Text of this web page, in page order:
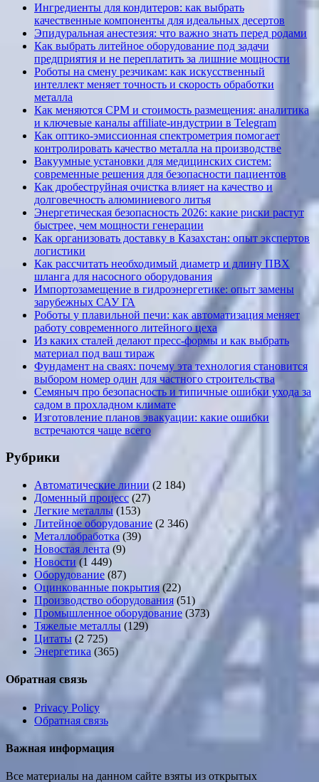
Ингредиенты для кондитеров: как выбрать
качественные компоненты для идеальных десертов
Эпидуральная анестезия: что важно знать перед родами
Как выбрать литейное оборудование под задачи
предприятия и не переплатить за лишние мощности
Роботы на смену резчикам: как искусственный
интеллект меняет точность и скорость обработки
металла
Как меняются CPM и стоимость размещения: аналитика
и ключевые каналы affiliate-индустрии в Telegram
Как оптико-эмиссионная спектрометрия помогает
контролировать качество металла на производстве
Вакуумные установки для медицинских систем:
современные решения для безопасности пациентов
Как дробеструйная очистка влияет на качество и
долговечность алюминиевого литья
Энергетическая безопасность 2026: какие риски растут
быстрее, чем мощности генерации
Как организовать доставку в Казахстан: опыт экспертов
логистики
Как рассчитать необходимый диаметр и длину ПВХ
шланга для насосного оборудования
Импортозамещение в гидроэнергетике: опыт замены
зарубежных САУ ГА
Роботы у плавильной печи: как автоматизация меняет
работу современного литейного цеха
Из каких сталей делают пресс-формы и как выбрать
материал под ваш тираж
Фундамент на сваях: почему эта технология становится
выбором номер один для частного строительства
Семяныч про безопасность и типичные ошибки ухода за
садом в прохладном климате
Изготовление планов эвакуации: какие ошибки
встречаются чаще всего
Рубрики
Автоматические линии (2 184)
Доменный процесс (27)
Легкие металлы(153)
Литейное оборудование (2 346)
Металлобработка (39)
Новостая лента (9)
Новости (1 449)
Оборудование (87)
Оцинкованные покрытия (22)
Производство оборудования (51)
Промышленное оборудование (373)
Тяжелые металлы (129)
Цитаты (2 725)
Энергетика (365)
Обратная связь
Privacy Policy
Обратная связь
Важная информация
Все материалы на данном сайте взяты из открытых